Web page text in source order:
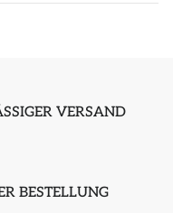
VERSAND
BESTELLUNG